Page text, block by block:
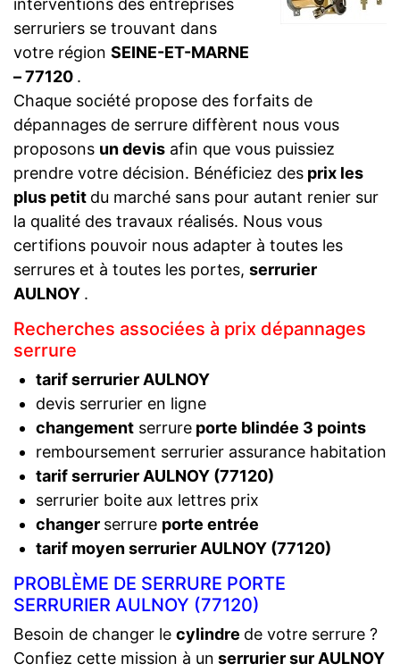
interventions des entreprises
serruriers se trouvant dans
votre région SEINE-ET-MARNE
– 77120 .
Chaque société propose des forfaits de
dépannages de serrure diffèrent nous vous
proposons un devis afin que vous puissiez
prendre votre décision. Bénéficiez des prix les
plus petit du marché sans pour autant renier sur
la qualité des travaux réalisés. Nous vous
certifions pouvoir nous adapter à toutes les
serrures et à toutes les portes, serrurier
AULNOY .
Recherches associées à prix dépannages
serrure
tarif serrurier AULNOY
devis serrurier en ligne
changementserrureporte blindée 3 points
remboursement serrurier assurance habitation
tarif serrurier AULNOY (77120)
serrurier boite aux lettres prix
changer serrure porte entrée
tarif moyen serrurier AULNOY (77120)
PROBLÈME DE SERRURE PORTE
SERRURIER AULNOY (77120)
Besoin de changer le cylindre de votre serrure ?
Confiez cette mission à un serrurier sur AULNOY